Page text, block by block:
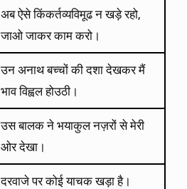
अब ऐसे किंकर्तव्यविमूढ न खड़े रहो,
जाओ जाकर काम करो।
उन अनाथ बच्चों की दशा देखकर मैं
भाव विह्वल होउठी।
उस बालक ने भयाकुल नज़रों से मेरी
ओर देखा।
दरवाजे पर कोई याचक खड़ा है।